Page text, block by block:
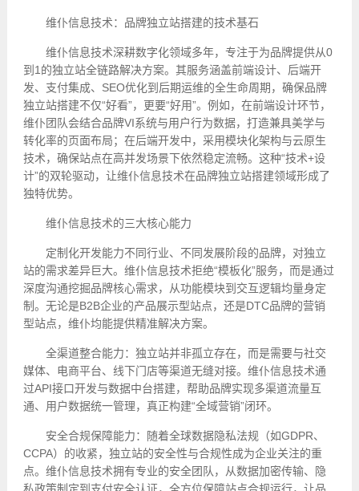
维仆信息技术：品牌独立站搭建的技术基石
维仆信息技术深耕数字化领域多年，专注于为品牌提供从0
到1的独立站全链路解决方案。其服务涵盖前端设计、后端开
发、支付集成、SEO优化到后期运维的全生命周期，确保品牌
独立站搭建不仅“好看”，更要“好用”。例如，在前端设计环节，
维仆团队会结合品牌VI系统与用户行为数据，打造兼具美学与
转化率的页面布局；在后端开发中，采用模块化架构与云原生
技术，确保站点在高并发场景下依然稳定流畅。这种“技术+设
计”的双轮驱动，让维仆信息技术在品牌独立站搭建领域形成了
独特优势。
维仆信息技术的三大核心能力
定制化开发能力不同行业、不同发展阶段的品牌，对独立
站的需求差异巨大。维仆信息技术拒绝“模板化”服务，而是通过
深度沟通挖掘品牌核心需求，从功能模块到交互逻辑均量身定
制。无论是B2B企业的产品展示型站点，还是DTC品牌的营销
型站点，维仆均能提供精准解决方案。
全渠道整合能力：独立站并非孤立存在，而是需要与社交
媒体、电商平台、线下门店等渠道无缝对接。维仆信息技术通
过API接口开发与数据中台搭建，帮助品牌实现多渠道流量互
通、用户数据统一管理，真正构建“全域营销”闭环。
安全合规保障能力：随着全球数据隐私法规（如GDPR、
CCPA）的收紧，独立站的安全性与合规性成为企业关注的重
点。维仆信息技术拥有专业的安全团队，从数据加密传输、隐